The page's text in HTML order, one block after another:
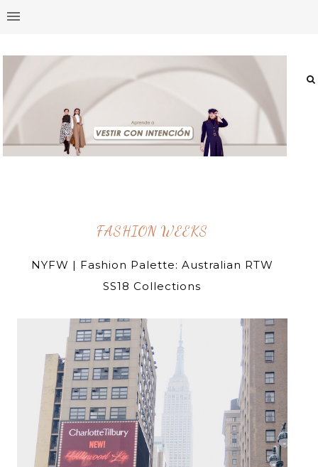
FASHION WEEKS
NYFW | Fashion Palette: Australian RTW
SS18 Collections